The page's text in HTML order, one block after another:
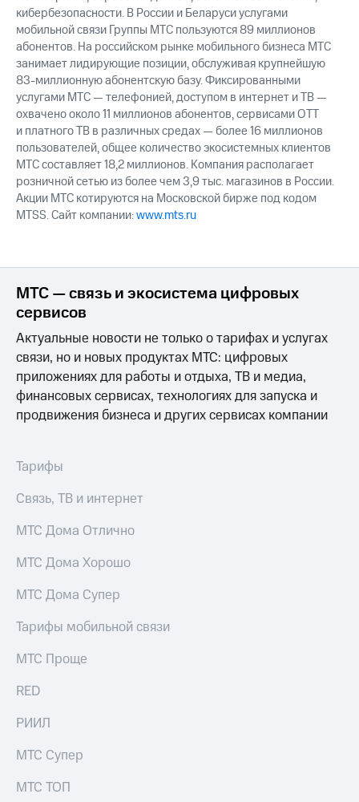
развитие
деловая этика
На главную
кибербезопасности. В России и Беларуси услугами
мобильной связи Группы МТС пользуются 89 миллионов
абонентов. На российском рынке мобильного бизнеса МТС
занимает лидирующие позиции, обслуживая крупнейшую
83-миллионную абонентскую базу. Фиксированными
услугами МТС — телефонией, доступом в интернет и ТВ —
охвачено около 11 миллионов абонентов, сервисами OTT
и платного ТВ в различных средах — более 16 миллионов
пользователей, общее количество экосистемных клиентов
МТС составляет 18,2 миллионов. Компания располагает
розничной сетью из более чем 3,9 тыс. магазинов в России.
Акции МТС котируются на Московской бирже под кодом
MTSS. Сайт компании:www.mts.ru
МТС — связь и экосистема цифровых
сервисов
Актуальные новости не только о тарифах и услугах
связи, но и новых продуктах МТС: цифровых
приложениях для работы и отдыха, ТВ и медиа,
финансовых сервисах, технологиях для запуска и
продвижения бизнеса и других сервисах компании
Тарифы
Связь, ТВ и интернет
МТС Дома Отлично
МТС Дома Хорошо
МТС Дома Супер
Тарифы мобильной связи
МТС Проще
RED
РИИЛ
МТС Супер
МТС ТОП